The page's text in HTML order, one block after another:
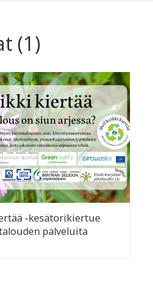
(1)
-kesätorikiertue
palveluita